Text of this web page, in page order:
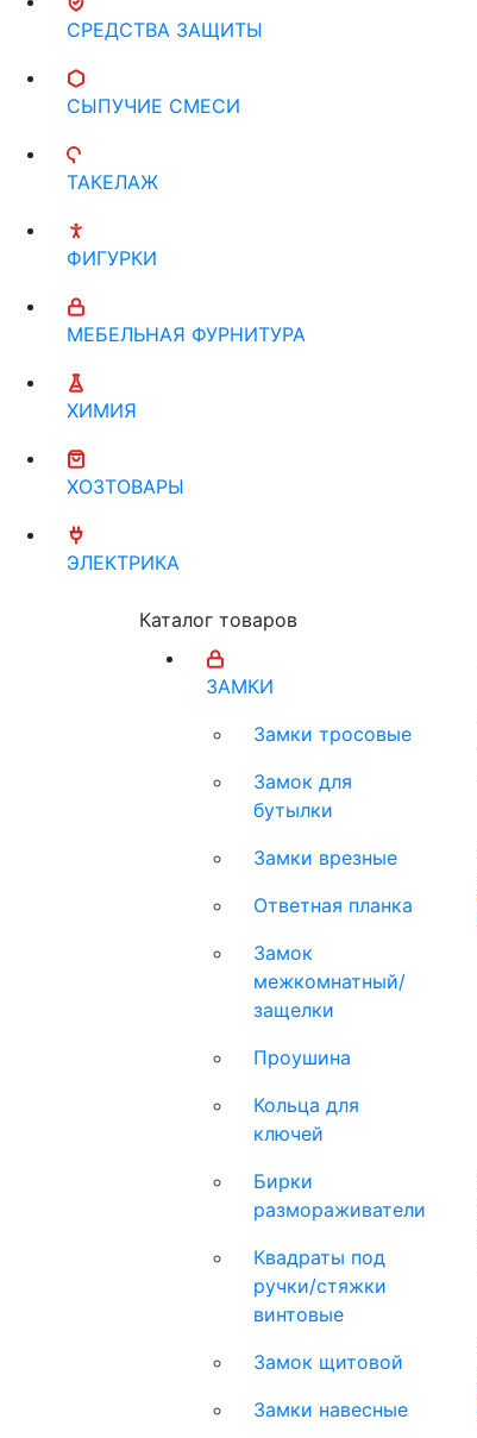
СРЕДСТВА ЗАЩИТЫ
СЫПУЧИЕ СМЕСИ
ТАКЕЛАЖ
ФИГУРКИ
МЕБЕЛЬНАЯ ФУРНИТУРА
ХИМИЯ
ХОЗТОВАРЫ
ЭЛЕКТРИКА
Каталог товаров
ЗАМКИ
Замки тросовые
Замок для
бутылки
Замки врезные
Ответная планка
Замок
межкомнатный/
защелки
Проушина
Кольца для
ключей
Бирки
размораживатели
Квадраты под
ручки/стяжки
винтовые
Замок щитовой
Замки навесные